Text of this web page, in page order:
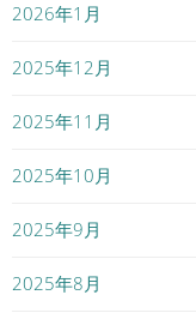
2026年1月
2025年12月
2025年11月
2025年10月
2025年9月
2025年8月